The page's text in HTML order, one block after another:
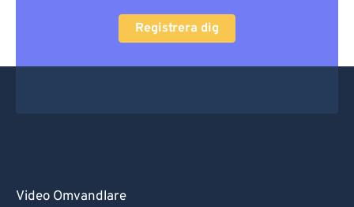
Registrera dig
Video Omvandlare